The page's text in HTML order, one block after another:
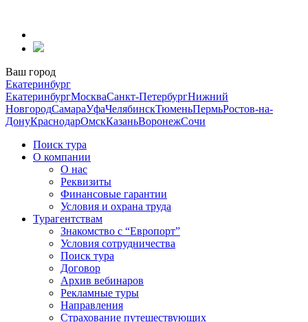
содержанию
Ваш город
Екатеринбург
ЕкатеринбургМоскваСанкт-ПетербургНижний
НовгородСамараУфаЧелябинскТюменьПермьРостов-на-
ДонуКраснодарОмскКазаньВоронежСочи
Поиск тура
О компании
О нас
Реквизиты
Финансовые гарантии
Условия и охрана труда
Турагентствам
Знакомство с “Европорт”
Условия сотрудничества
Поиск тура
Договор
Архив вебинаров
Рекламные туры
Направления
Страхование путешествующих